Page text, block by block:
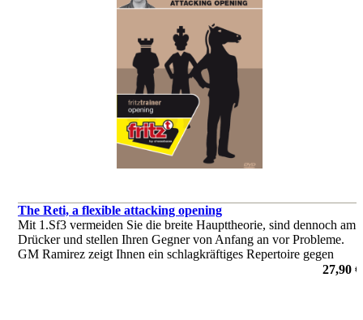
The Reti, a flexible attacking opening
Mit 1.Sf3 vermeiden Sie die breite Haupttheorie, sind dennoch am
Drücker und stellen Ihren Gegner von Anfang an vor Probleme.
GM Ramirez zeigt Ihnen ein schlagkräftiges Repertoire gegen
Schwergewichte wie Nimzoindisch, Königsindisch, Slawisch etc.
27,90 €